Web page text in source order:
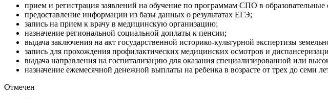
прием и регистрация заявлений на обучение по программам СПО в
предоставление информации из базы данных о результатах ЕГЭ;
запись на прием к врачу в медицинскую организацию;
назначение региональной социальной доплаты к пенсии;
выдача заключения на акт государственной историко-культурной экспертизы
запись для прохождения профилактических медицинских осмотров и
выдача направления на госпитализацию для оказания специализированной или
назначение ежемесячной денежной выплаты на ребенка в возрасте от трех до семи
Отмечен